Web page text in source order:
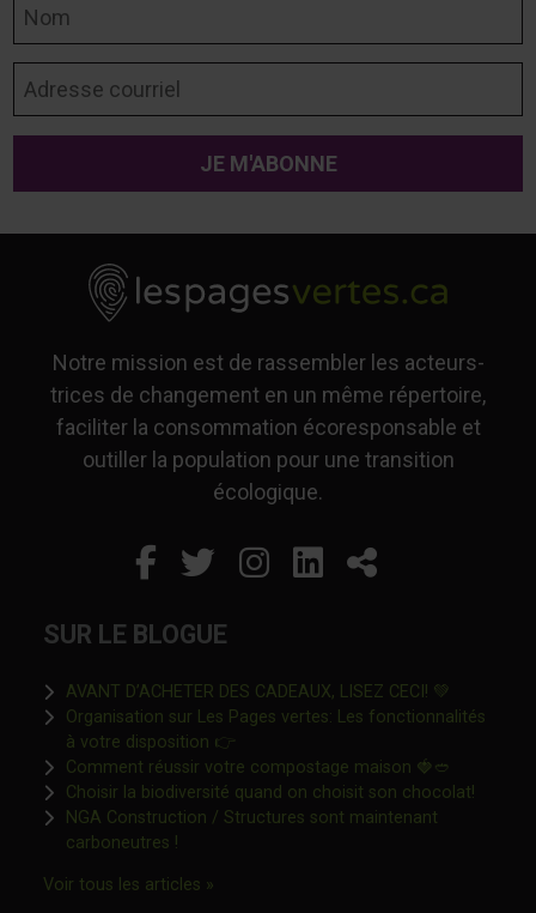
Notre mission est de rassembler les acteurs-
trices de changement en un même répertoire,
faciliter la consommation écoresponsable et
outiller la population pour une transition
écologique.
Facebook
Ce lien s'ouvrira dans
Twitter
Ce lien s'ouvrira
Instagram
Ce lien s'ouvrira
LinkedIn
Ce lien
Partager
SUR LE BLOGUE
AVANT D’ACHETER DES CADEAUX, LISEZ CECI! 💚
Organisation sur Les Pages vertes: Les fonctionnalités
à votre disposition 👉Ce lien s'ouvrira dans une nouvelle
Comment réussir votre compostage maison 🍓🥙
Choisir la biodiversité quand on choisit son chocolat!Ce lien
NGA Construction / Structures sont maintenant
carboneutres !Ce lien s'ouvrira dans une nouvelle fenêtre"
Voir tous les articles »Ce lien s'ouvrira dans une nouvelle